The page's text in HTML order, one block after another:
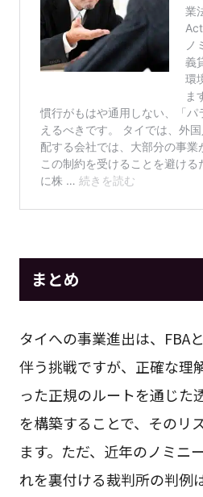
まとめ
タイへの事業進出は、FBA
伴う挑戦ですが、正確な理
った正規のルートを通じた
を構築することで、そのリ
ます。ただ、近年のノミニ
れを裏付ける裁判所の判例